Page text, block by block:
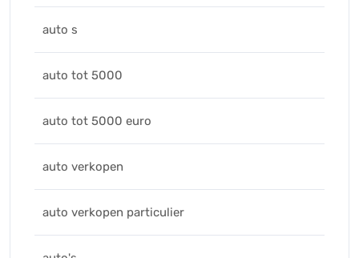
auto s
auto tot 5000
auto tot 5000 euro
auto verkopen
auto verkopen particulier